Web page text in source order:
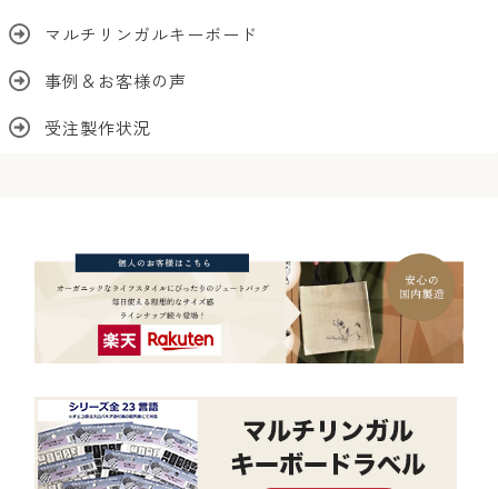
マルチリンガルキーボード
事例＆お客様の声
受注製作状況